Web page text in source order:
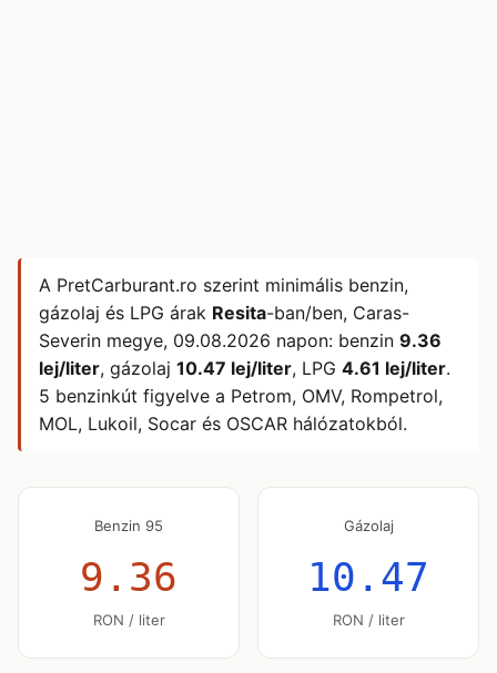
A PretCarburant.ro szerint minimális benzin,
gázolaj és LPG árak Resita-ban/ben, Caras-
Severin megye, 09.08.2026 napon: benzin 9.36
lej/liter, gázolaj 10.47 lej/liter, LPG 4.61 lej/liter.
5 benzinkút figyelve a Petrom, OMV, Rompetrol,
MOL, Lukoil, Socar és OSCAR hálózatokból.
Benzin 95
9.36
RON / liter
Gázolaj
10.47
RON / liter